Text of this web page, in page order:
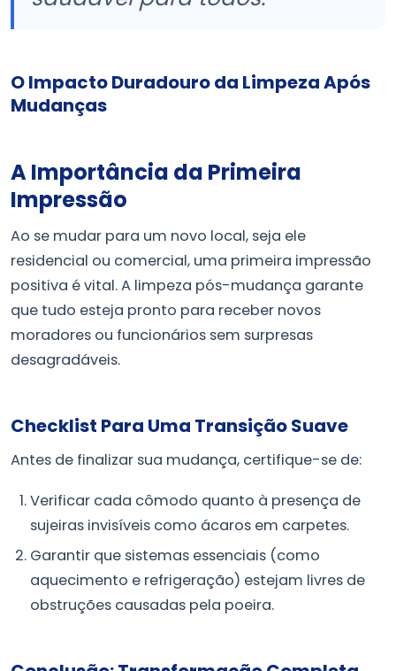
O Impacto Duradouro da Limpeza Após
Mudanças
A Importância da Primeira
Impressão
Ao se mudar para um novo local, seja ele
residencial ou comercial, uma primeira impressão
positiva é vital. A limpeza pós-mudança garante
que tudo esteja pronto para receber novos
moradores ou funcionários sem surpresas
desagradáveis.
Checklist Para Uma Transição Suave
Antes de finalizar sua mudança, certifique-se de:
Verificar cada cômodo quanto à presença de
sujeiras invisíveis como ácaros em carpetes.
Garantir que sistemas essenciais (como
aquecimento e refrigeração) estejam livres de
obstruções causadas pela poeira.